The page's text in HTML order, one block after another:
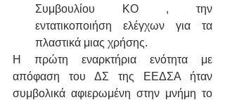
Συμβουλίου ΚΟ , την
εντατικοποιήση ελέγχων για τα
πλαστικά μιας χρήσης.
Η πρώτη εναρκτήρια ενότητα με
απόφαση του ΔΣ της ΕΕΔΣΑ ήταν
συμβολικά αφιερωμένη στην μνήμη το